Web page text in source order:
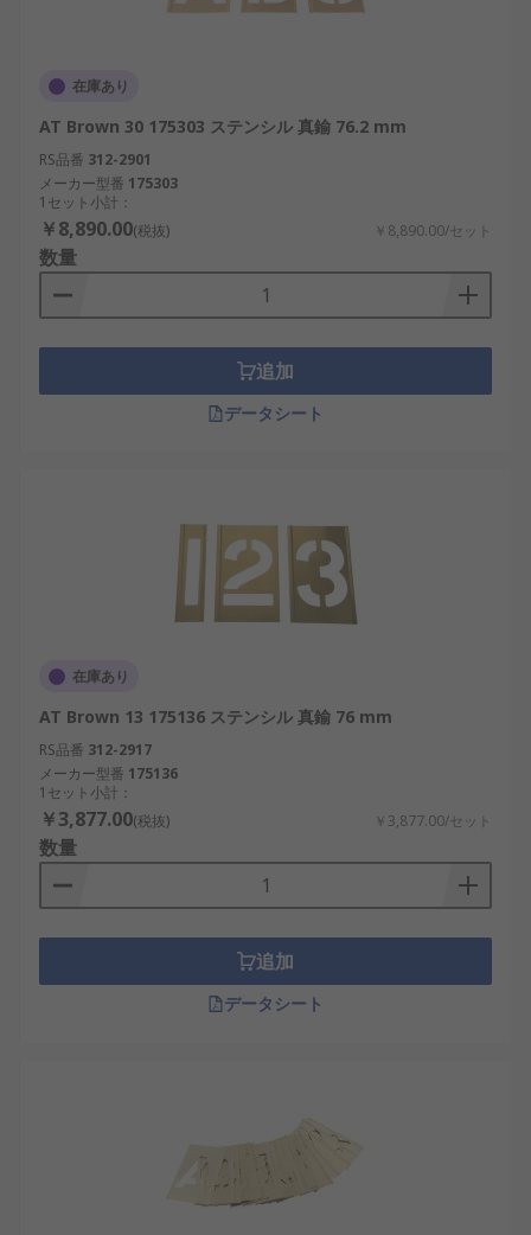
在庫あり
AT Brown 30 175303 ステンシル 真鍮 76.2 mm
RS品番 312-2901
メーカー型番 175303
1セット小計：
￥8,890.00(税抜) ￥8,890.00/セット
数量
追加
データシート
在庫あり
AT Brown 13 175136 ステンシル 真鍮 76 mm
RS品番 312-2917
メーカー型番 175136
1セット小計：
￥3,877.00(税抜) ￥3,877.00/セット
数量
追加
データシート